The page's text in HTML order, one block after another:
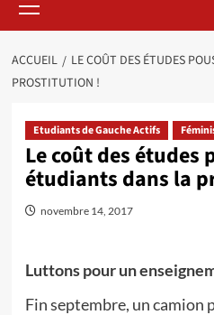
principal
ACCUEIL
LE COÛT DES ÉTUDES
PROSTITUTION !
Etudiants de Gauche Actifs
Le coût des études
étudiants dans la
novembre 14, 2017
Luttons pour un
Fin septembre, un camion